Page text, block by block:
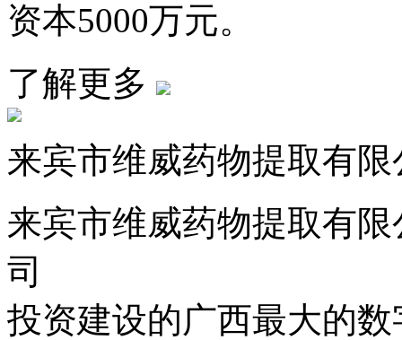
资本5000万元。
了解更多
来宾市维威药物提取有限
来宾市维威药物提取有
司
投资建设的广西最大的数